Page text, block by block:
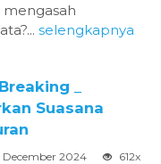
selengkapnya
_
Suasana
December 2024
612x